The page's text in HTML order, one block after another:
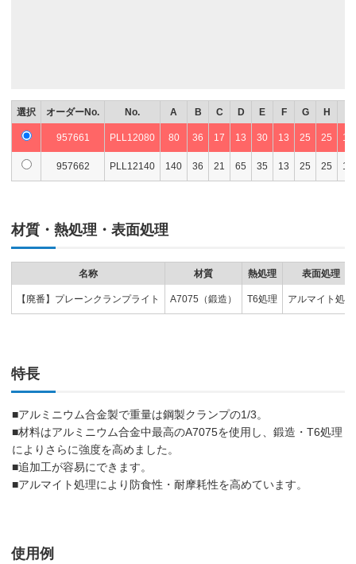
選択 オーダーNo. No. A B C D E F G H
957661 PLL12080 80 36 17 13 30 13 25 25
957662 PLL12140 140 36 21 65 35 13 25 25
材質・熱処理・表面処理
名称 材質 熱処理 表面処理
【廃番】プレーンクランプライト A7075（鍛造） T6処理 アルマイト処理
特長
■アルミニウム合金製で重量は鋼製クランプの1/3。
■材料はアルミニウム合金中最高のA7075を使用し、鍛造・T6処理
によりさらに強度を高めました。
■追加工が容易にできます。
■アルマイト処理により防食性・耐摩耗性を高めています。
使用例